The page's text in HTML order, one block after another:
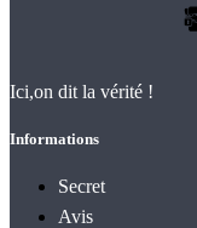
Ici,on dit la vérité !
Informations
Secret
Avis